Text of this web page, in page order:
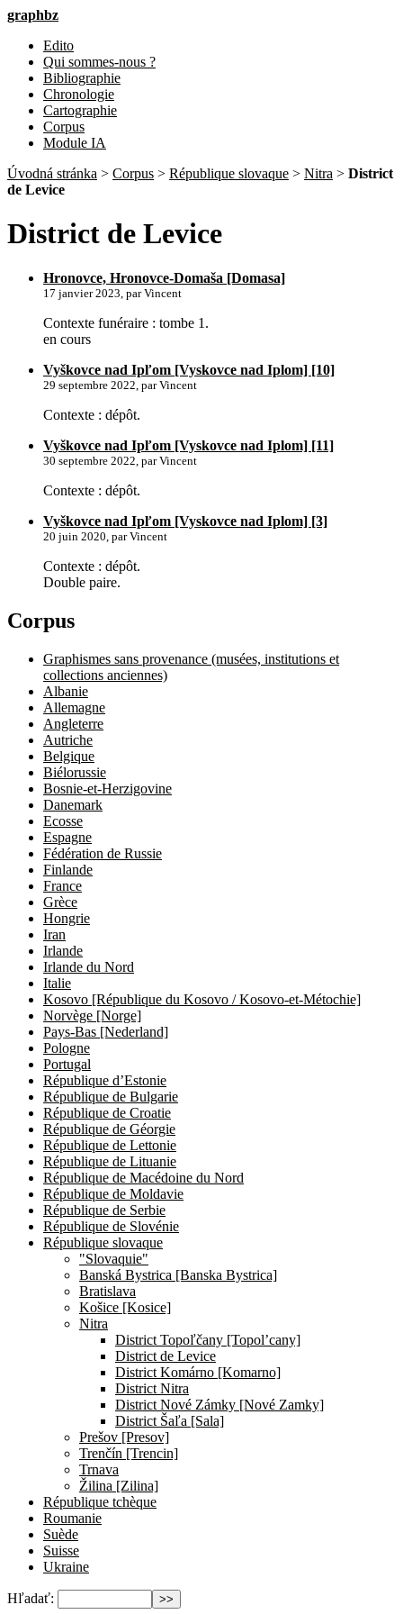
graphbz
Edito
Qui sommes-nous ?
Bibliographie
Chronologie
Cartographie
Corpus
Module IA
Úvodná stránka > Corpus > République slovaque > Nitra > District
de Levice
District de Levice
Hronovce, Hronovce-Domaša [Domasa]
17 janvier 2023, par Vincent
Contexte funéraire : tombe 1.
en cours
Vyškovce nad Ipľom [Vyskovce nad Iplom] [10]
29 septembre 2022, par Vincent
Contexte : dépôt.
Vyškovce nad Ipľom [Vyskovce nad Iplom] [11]
30 septembre 2022, par Vincent
Contexte : dépôt.
Vyškovce nad Ipľom [Vyskovce nad Iplom] [3]
20 juin 2020, par Vincent
Contexte : dépôt.
Double paire.
Corpus
Graphismes sans provenance (musées, institutions et
collections anciennes)
Albanie
Allemagne
Angleterre
Autriche
Belgique
Biélorussie
Bosnie-et-Herzigovine
Danemark
Ecosse
Espagne
Fédération de Russie
Finlande
France
Grèce
Hongrie
Iran
Irlande
Irlande du Nord
Italie
Kosovo [République du Kosovo / Kosovo-et-Métochie]
Norvège [Norge]
Pays-Bas [Nederland]
Pologne
Portugal
République d’Estonie
République de Bulgarie
République de Croatie
République de Géorgie
République de Lettonie
République de Lituanie
République de Macédoine du Nord
République de Moldavie
République de Serbie
République de Slovénie
République slovaque
"Slovaquie"
Banská Bystrica [Banska Bystrica]
Bratislava
Košice [Kosice]
Nitra
District Topoľčany [Topol’cany]
District de Levice
District Komárno [Komarno]
District Nitra
District Nové Zámky [Nové Zamky]
District Šaľa [Sala]
Prešov [Presov]
Trenčín [Trencin]
Trnava
Žilina [Zilina]
République tchèque
Roumanie
Suède
Suisse
Ukraine
Hľadať: